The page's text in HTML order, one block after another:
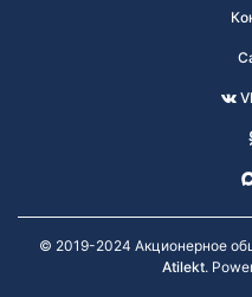
© 2019-2024 Акционерное
Atilekt.